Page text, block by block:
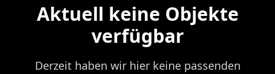
Aktuell keine Objekte
verfügbar
Derzeit haben wir hier keine passenden